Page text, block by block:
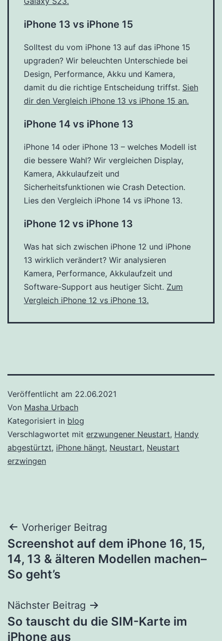
iPhone 13 vs iPhone 15
Solltest du vom iPhone 13 auf das iPhone 15
upgraden? Wir beleuchten Unterschiede bei
Design, Performance, Akku und Kamera,
damit du die richtige Entscheidung triffst. Sieh
dir den Vergleich iPhone 13 vs iPhone 15 an.
iPhone 14 vs iPhone 13
iPhone 14 oder iPhone 13 – welches Modell ist
die bessere Wahl? Wir vergleichen Display,
Kamera, Akkulaufzeit und
Sicherheitsfunktionen wie Crash Detection.
Lies den Vergleich iPhone 14 vs iPhone 13.
iPhone 12 vs iPhone 13
Was hat sich zwischen iPhone 12 und iPhone
13 wirklich verändert? Wir analysieren
Kamera, Performance, Akkulaufzeit und
Software-Support aus heutiger Sicht. Zum
Vergleich iPhone 12 vs iPhone 13.
Veröffentlicht am 22.06.2021
Von Masha Urbach
Kategorisiert in blog
Verschlagwortet mit erzwungener Neustart, Handy
abgestürtzt, iPhone hängt, Neustart, Neustart
erzwingen
Beitrags-
Navigation
Vorheriger Beitrag
Screenshot auf dem iPhone 16, 15,
14, 13 & älteren Modellen machen–
So geht’s
Nächster Beitrag
So tauscht du die SIM-Karte im
iPhone aus